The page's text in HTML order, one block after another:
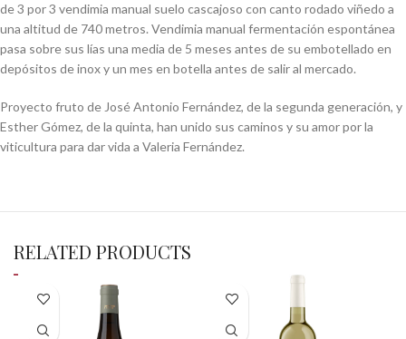
de 3 por 3 vendimia manual suelo cascajoso con canto rodado viñedo a
una altitud de 740 metros. Vendimia manual fermentación espontánea
pasa sobre sus lías una media de 5 meses antes de su embotellado en
depósitos de inox y un mes en botella antes de salir al mercado.
Proyecto fruto de José Antonio Fernández, de la segunda generación, y
Esther Gómez, de la quinta, han unido sus caminos y su amor por la
viticultura para dar vida a Valeria Fernández.
RELATED PRODUCTS